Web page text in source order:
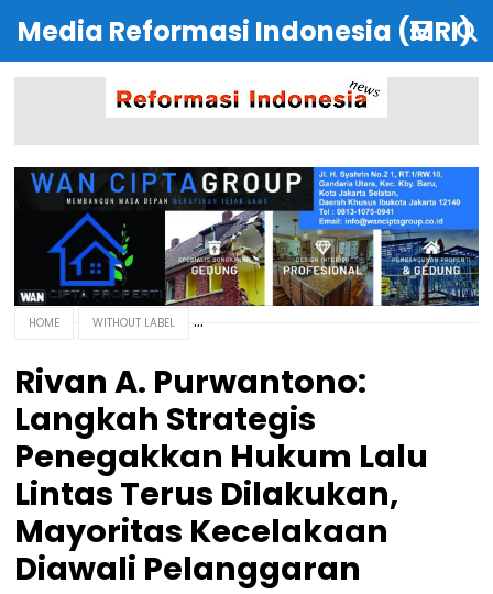
Media Reformasi Indonesia (MRI)
HOME WITHOUT LABEL
Rivan A. Purwantono:
Langkah Strategis
Penegakkan Hukum Lalu
Lintas Terus Dilakukan,
Mayoritas Kecelakaan
Diawali Pelanggaran